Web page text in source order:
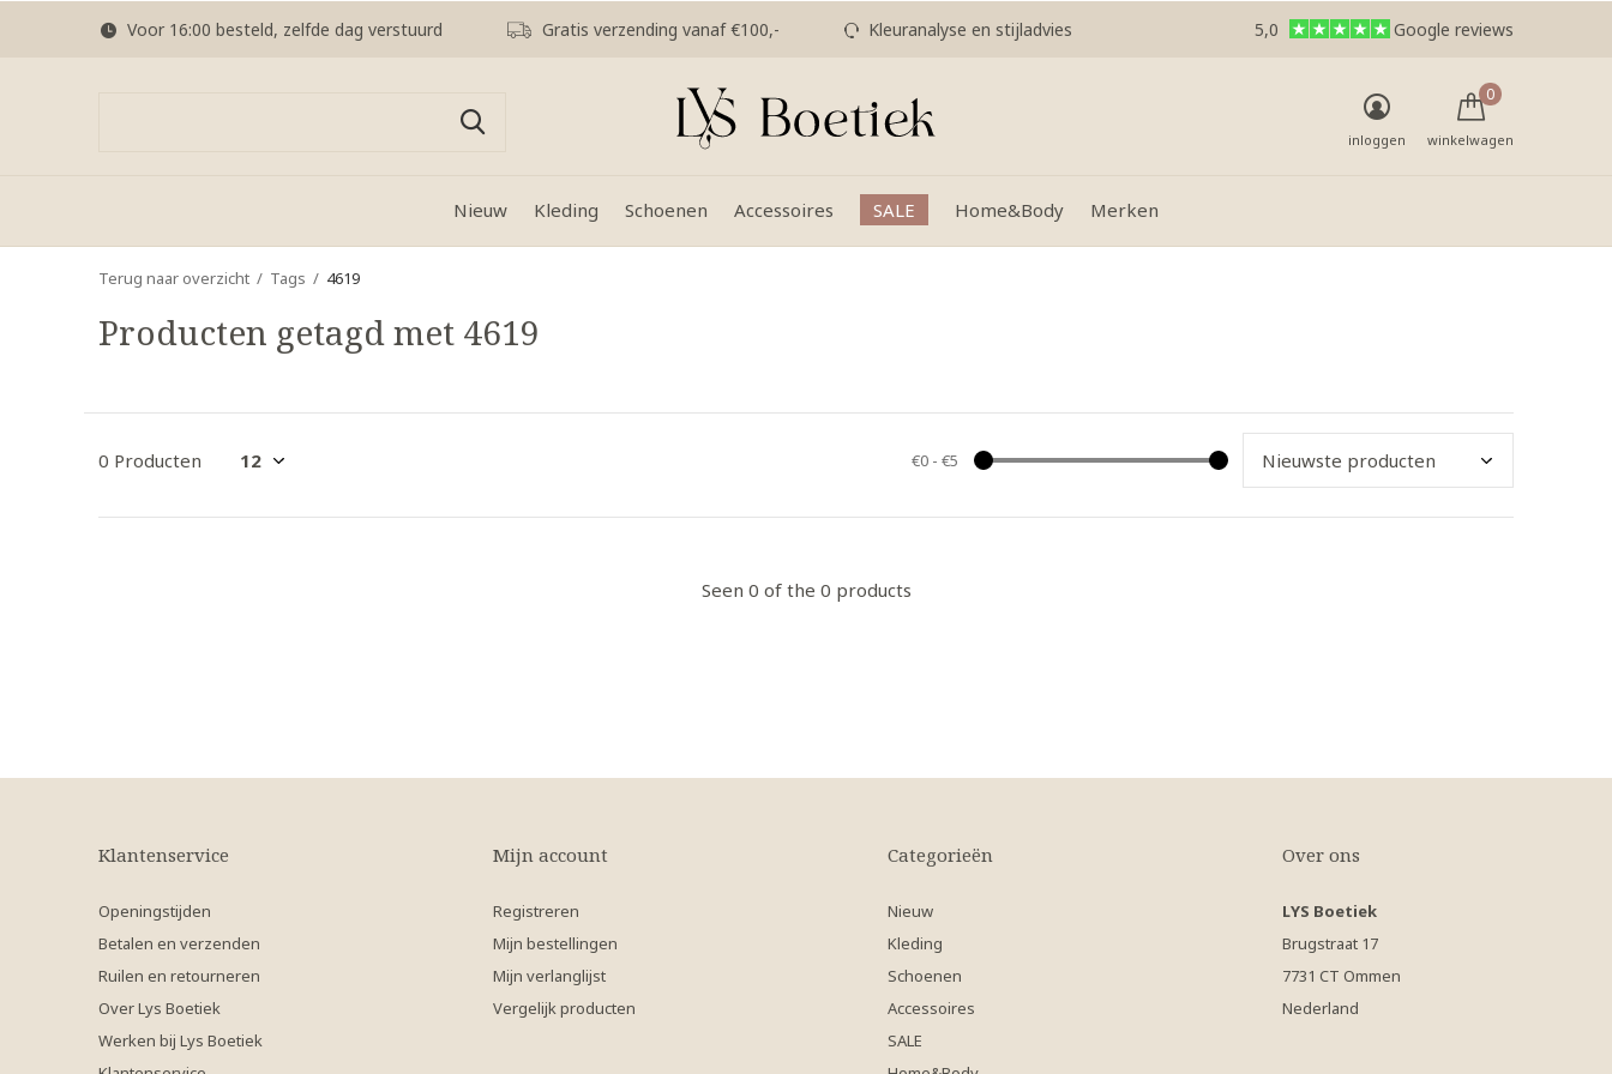
Nieuw Kleding Schoenen Accessoires SALE Home&Body Merken
inloggen winkelwagen
0
Voor 16:00 besteld, zelfde dag verstuurd Gratis verzending vanaf €100,- Kleuranalyse en stijladvies 5,0 Google reviews
Terug naar overzicht Tags 4619
Producten getagd met 4619
0 Producten €0- €5
Seen 0 of the 0 products
Klantenservice
Openingstijden
Betalen en verzenden
Ruilen en retourneren
Over Lys Boetiek
Werken bij Lys Boetiek
Mijn account
Registreren
Mijn bestellingen
Mijn verlanglijst
Vergelijk producten
Categorieën
Nieuw
Kleding
Schoenen
Accessoires
SALE
Over ons
LYS Boetiek
Brugstraat 17
7731 CT Ommen
Nederland